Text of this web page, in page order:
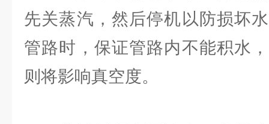
先关蒸汽，然后停机以防损坏
管路时，保证管路内不能积水
则将影响真空度。